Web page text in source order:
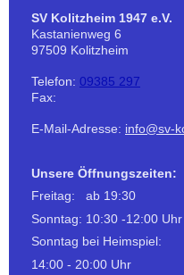
SV Kolitzheim 1947 e.V.
Kastanienweg 6
97509 Kolitzheim
Telefon: 09385 297
Fax:
E-Mail-Adresse: info@sv-
Unsere Öffnungszeiten:
Freitag: ab 19:30
Sonntag: 10:30 -12:00 Uhr
Sonntag bei Heimspiel:
14:00 - 20:00 Uhr